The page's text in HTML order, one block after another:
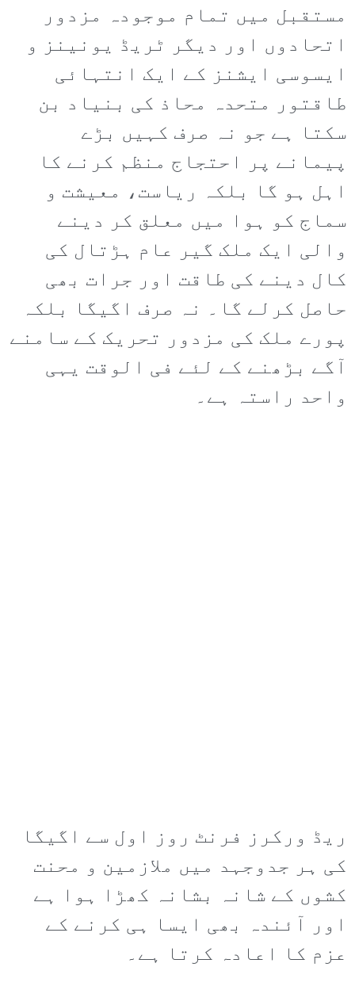
مستقبل میں تمام موجودہ مزدور
اتحادوں اور دیگر ٹریڈ یونینز و
ایسوسی ایشنز کے ایک انتہائی
طاقتور متحدہ محاذ کی بنیاد بن
سکتا ہے جو نہ صرف کہیں بڑے
پیمانے پر احتجاج منظم کرنے کا
اہل ہو گا بلکہ ریاست، معیشت و
سماج کو ہوا میں معلق کر دینے
والی ایک ملک گیر عام ہڑتال کی
کال دینے کی طاقت اور جرات بھی
حاصل کرلے گا۔ نہ صرف اگیگا بلکہ
پورے ملک کی مزدور تحریک کے سامنے
آگے بڑھنے کے لئے فی الوقت یہی
واحد راستہ ہے۔
ریڈ ورکرز فرنٹ روز اول سے اگیگا
کی ہر جدوجہد میں ملازمین و محنت
کشوں کے شانہ بشانہ کھڑا ہوا ہے
اور آئندہ بھی ایسا ہی کرنے کے
عزم کا اعادہ کرتا ہے۔